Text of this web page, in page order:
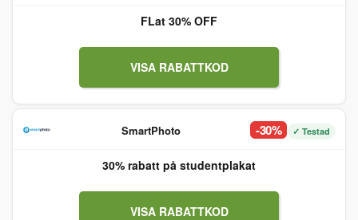
FLat 30% OFF
VISA RABATTKOD
SmartPhoto -30% ✓ Testad
30% rabatt på studentplakat
VISA RABATTKOD